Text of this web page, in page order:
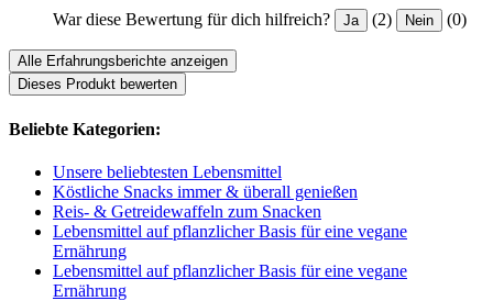
War diese Bewertung für dich hilfreich? Ja (2) Nein (0)
Alle Erfahrungsberichte anzeigen
Dieses Produkt bewerten
Beliebte Kategorien:
Unsere beliebtesten Lebensmittel
Köstliche Snacks immer & überall genießen
Reis- & Getreidewaffeln zum Snacken
Lebensmittel auf pflanzlicher Basis für eine vegane
Ernährung
Lebensmittel auf pflanzlicher Basis für eine vegane
Ernährung